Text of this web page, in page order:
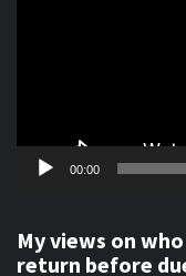
00:00
My views on
return before